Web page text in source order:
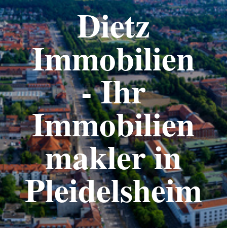
Dietz
Immobilien
- Ihr
Immobilien
makler in
Pleidelsheim